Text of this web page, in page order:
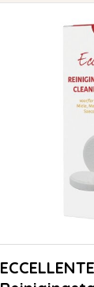
ECCELLENTE